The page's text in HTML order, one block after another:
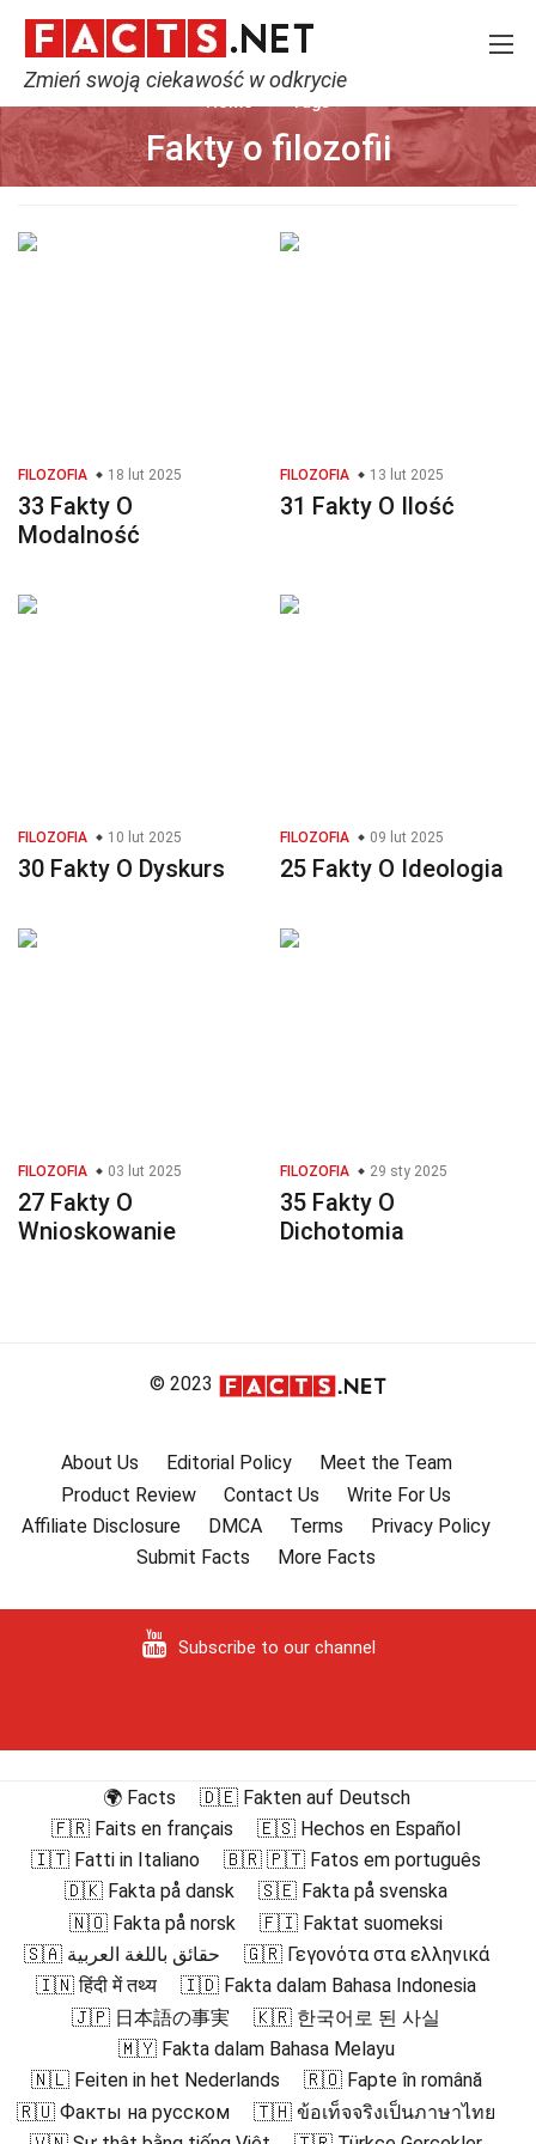
Zmień swoją ciekawość w odkrycie
Fakty o filozofii
FILOZOFIA 18 lut 2025
33 Fakty O
Modalność
FILOZOFIA 13 lut 2025
31 Fakty O Ilość
FILOZOFIA 10 lut 2025
30 Fakty O Dyskurs
FILOZOFIA 09 lut 2025
25 Fakty O Ideologia
FILOZOFIA 03 lut 2025
27 Fakty O
Wnioskowanie
FILOZOFIA 29 sty 2025
35 Fakty O
Dichotomia
© 2023
About Us Editorial Policy
Meet the Team
Product Review
Contact Us
Write For Us
Affiliate Disclosure
DMCA Terms
Privacy Policy
Submit Facts
More Facts
Subscribe to our channel
🌍 Facts
🇩🇪 Fakten auf Deutsch
🇫🇷 Faits en français
🇪🇸 Hechos en Español
🇮🇹 Fatti in Italiano
🇧🇷 🇵🇹 Fatos em português
🇩🇰 Fakta på dansk
🇸🇪 Fakta på svenska
🇳🇴 Fakta på norsk
🇫🇮 Faktat suomeksi
🇸🇦 حقائق باللغة العربية
🇬🇷 Γεγονότα στα ελληνικά
🇮🇳 हिंदी में तथ्य
🇮🇩 Fakta dalam Bahasa Indonesia
🇯🇵 日本語の事実
🇰🇷 한국어로 된 사실
🇲🇾 Fakta dalam Bahasa Melayu
🇳🇱 Feiten in het Nederlands
🇷🇴 Fapte în română
🇷🇺 Факты на русском
🇹🇭 ข้อเท็จจริงเป็นภาษาไทย